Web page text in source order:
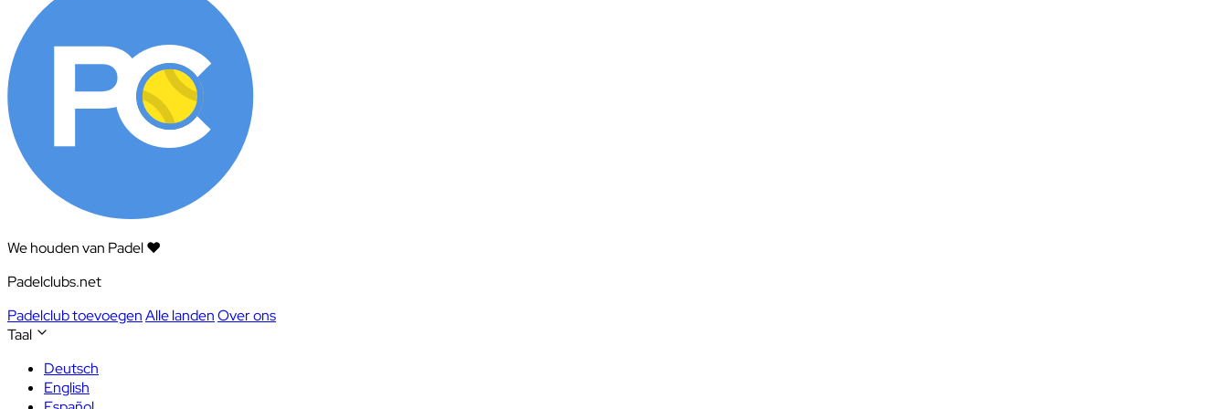
We houden van Padel ❤️
Padelclubs.net
Padelclub toevoegenAlle landenOver ons
Taal
Deutsch
English